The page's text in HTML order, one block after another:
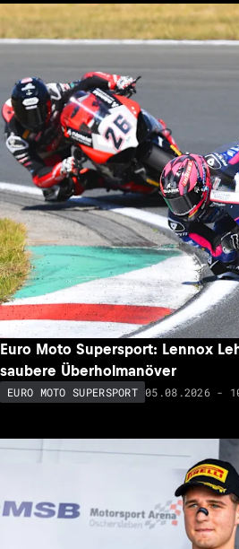
Euro Moto Supersport: Lennox
saubere Überholmanöver
EURO MOTO SUPERSPORT 05.08.2026 -